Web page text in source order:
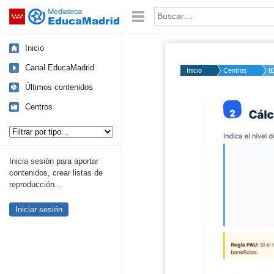
Saltar navegación Palabra o frase:
Inicio
Canal EducaMadrid
Últimos contenidos
Centros
Inicia sesión para aportar
contenidos, crear listas de
reproducción...
Iniciar sesión
Inicio Centros